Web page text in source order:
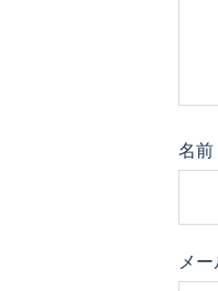
名前
メ